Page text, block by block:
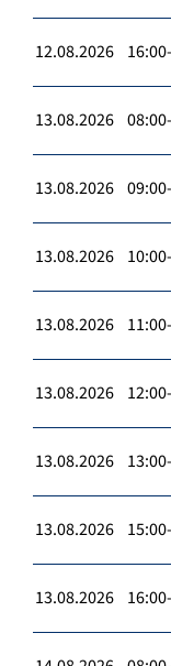
12.08.2026
13.08.2026
13.08.2026
13.08.2026
13.08.2026
13.08.2026
13.08.2026
13.08.2026
13.08.2026